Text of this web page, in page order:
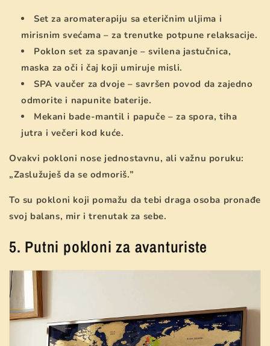
Set za aromaterapiju sa eteričnim uljima i
mirisnim svećama – za trenutke potpune relaksacije.
Poklon set za spavanje – svilena jastučnica,
maska za oči i čaj koji umiruje misli.
SPA vaučer za dvoje – savršen povod da zajedno
odmorite i napunite baterije.
Mekani bade-mantil i papuče – za spora, tiha
jutra i večeri kod kuće.
Ovakvi pokloni nose jednostavnu, ali važnu poruku:
„Zaslužuješ da se odmoriš.”
To su pokloni koji pomažu da tebi draga osoba pronađe
svoj balans, mir i trenutak za sebe.
5. Putni pokloni za avanturiste